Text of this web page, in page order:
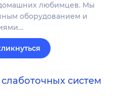
любимцев. Мы
оборудованием и
систем